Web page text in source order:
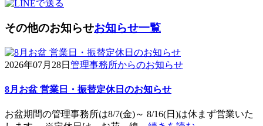
その他のお知らせお知らせ一覧
2026年07月28日 管理事務所からのお知らせ
8月お盆 営業日・振替定休日のお知らせ
お盆期間の管理事務所は8/7(金)～ 8/16(日)は休まず営業いた